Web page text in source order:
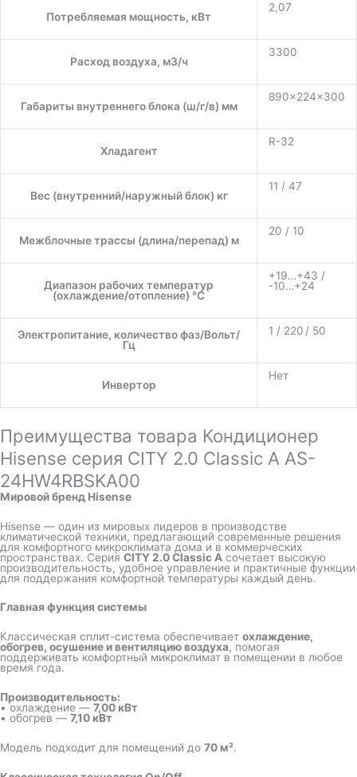
Потребляемая мощность, кВт
2,07
Расход воздуха, м3/ч
3300
Габариты внутреннего блока (ш/г/в) мм
890×224×300
Хладагент
R-32
Вес (внутренний/наружный блок) кг
11 / 47
Межблочные трассы (длина/перепад) м
20 / 10
Диапазон рабочих температур
(охлаждение/отопление) °C
+19…+43 /
-10…+24
Электропитание, количество фаз/Вольт/
Гц
1 / 220 / 50
Инвертор
Нет
Преимущества товара Кондиционер
Hisense серия CITY 2.0 Classic A AS-
24HW4RBSKA00
Мировой бренд Hisense
Hisense — один из мировых лидеров в производстве
климатической техники, предлагающий современные решения
для комфортного микроклимата дома и в коммерческих
пространствах. Серия CITY 2.0 Classic A сочетает высокую
производительность, удобное управление и практичные функции
для поддержания комфортной температуры каждый день.
Главная функция системы
Классическая сплит-система обеспечивает охлаждение,
обогрев, осушение и вентиляцию воздуха, помогая
поддерживать комфортный микроклимат в помещении в любое
время года.
Производительность:
• охлаждение — 7,00 кВт
• обогрев — 7,10 кВт
Модель подходит для помещений до 70 м².